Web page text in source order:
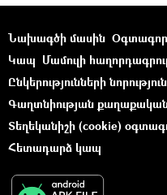
Նախագծի մասին
Կապ Մամուլի
Ընկերությունների
Գաղտնիության
Տեղեկանիշի (cookie)
Հետադարձ կապ